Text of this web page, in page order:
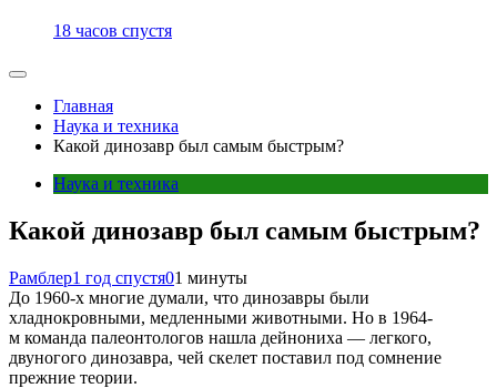
18 часов спустя
Главная
Наука и техника
Какой динозавр был самым быстрым?
Наука и техника
Какой динозавр был самым быстрым?
Рамблер1 год спустя01 минуты
До 1960-х многие думали, что динозавры были
хладнокровными, медленными животными. Но в 1964-
м команда палеонтологов нашла дейнониха — легкого,
двуногого динозавра, чей скелет поставил под сомнение
прежние теории.